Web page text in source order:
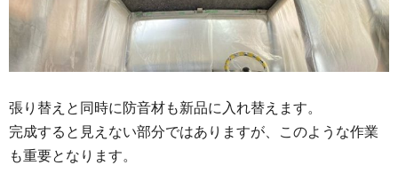
張り替えと同時に防音材も新品に入れ替えます。
完成すると見えない部分ではありますが、このような作業
も重要となります。